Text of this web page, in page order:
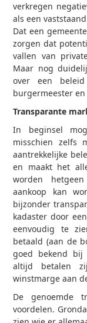
verkregen
als een
Dat een
zorgen dat
vallen van
Maar nog
over een
burgermeester
Transparante
In beginsel
misschien zelfs
aantrekkelijke
en maakt het
worden
aankoop kan
bijzonder
kadaster door
eenvoudig te
betaald (aan de
goed bekend
altijd betalen
winstmarge aan
De genoemde
voordelen.